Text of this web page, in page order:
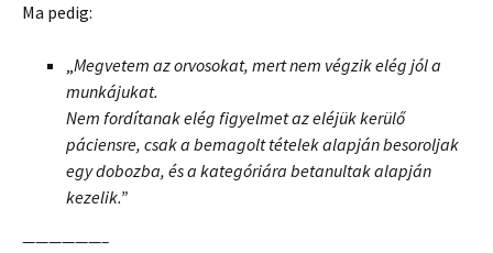
Ma pedig:
„Megvetem az orvosokat, mert nem végzik elég jól a
munkájukat.
Nem fordítanak elég figyelmet az eléjük kerülő
páciensre, csak a bemagolt tételek alapján besoroljak
egy dobozba, és a kategóriára betanultak alapján
kezelik.”
——————–